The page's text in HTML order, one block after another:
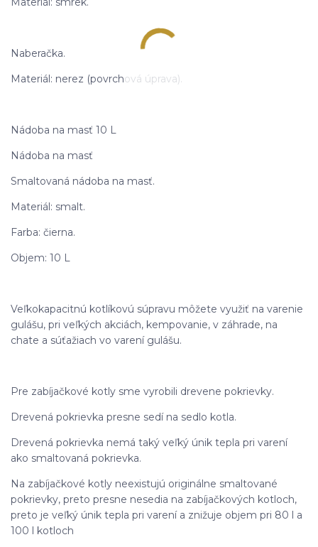
Naberačka.
Materiál: nerez (povrchová úprava).
Nádoba na masť 10 L
Nádoba na masť
Smaltovaná nádoba na masť.
Materiál: smalt.
Farba: čierna.
Objem: 10 L
Veľkokapacitnú kotlíkovú súpravu môžete využiť na varenie
gulášu, pri veľkých akciách, kempovanie, v záhrade, na
chate a súťažiach vo varení gulášu.
Pre zabíjačkové kotly sme vyrobili drevene pokrievky.
Drevená pokrievka presne sedí na sedlo kotla.
Drevená pokrievka nemá taký veľký únik tepla pri varení
ako smaltovaná pokrievka.
Na zabíjačkové kotly neexistujú originálne smaltované
pokrievky, preto presne nesedia na zabíjačkových kotloch,
preto je veľký únik tepla pri varení a znižuje objem pri 80 l a
100 l kotloch